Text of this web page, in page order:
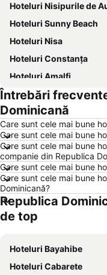
Hoteluri Nisipurile de
Hoteluri Sunny Beach
Hoteluri Nisa
Hoteluri Constanța
Hoteluri Amalfi
Hoteluri Bari
Hoteluri Berlin
Hoteluri Milano
Hoteluri Genova
Hoteluri București
Hoteluri Jurmala
Hoteluri Sithonia
Hoteluri Croaţia
Hoteluri Maldive
Hoteluri Bulgaria
Întrebări
Dominicană
Care sunt cele mai bune
Care sunt cele mai bune
Care sunt cele mai bune
companie din Republica
Care sunt cele mai bune
Care sunt cele mai bune
Dominicană?
Republica
de top
Hoteluri Bayahibe
Hoteluri Cabarete